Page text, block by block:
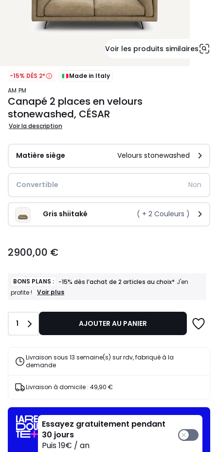
Voir les produits similaires
-15% DÈS 2*
Made in Italy
AM.PM
Canapé 2 places en velours
stonewashed, CÉSAR
Voir la description
Matière siège Velours stonewashed
Convertible Non
Gris shiitaké ( + 2 Couleurs )
€.
2900,00 €
BONS PLANS : -15% dès l’achat de 2 articles au choix* J'en
profite !
BONS
-15%
l’achat
articles
au
profite
Voir plus
Quantité
1 AJOUTER AU PANIER
Livraison sous 13 semaine(s) sur rdv, fabriqué à la
demande
Livraison à domicile : 49,90 €
Essayez gratuitement pendant
30 jours
Puis 19€ / an